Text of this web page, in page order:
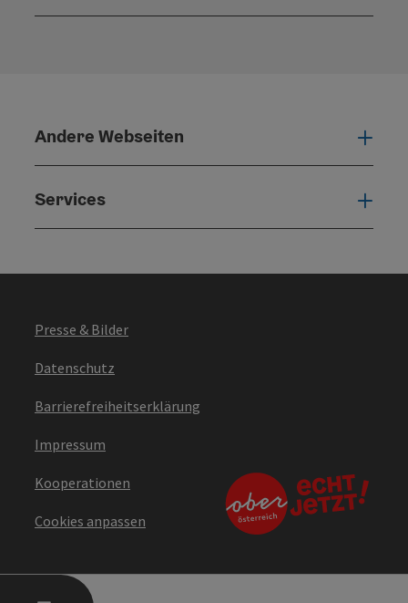
Andere Webseiten
Services
Presse & Bilder
Datenschutz
Barrierefreiheitserklärung
Impressum
Kooperationen
Cookies anpassen